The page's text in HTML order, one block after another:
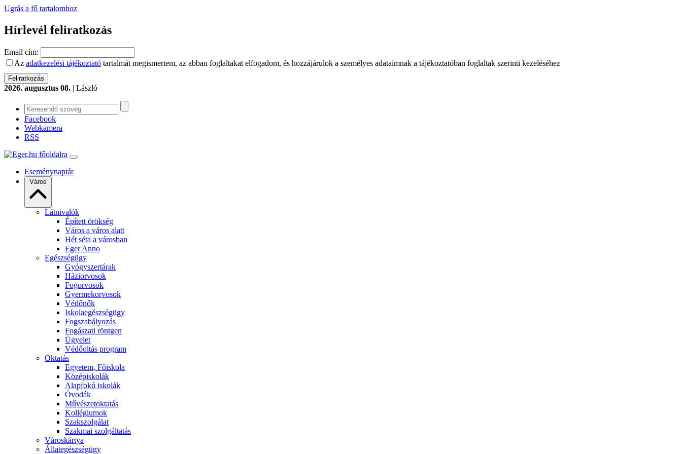
Ugrás a fő tartalomhoz
Hírlevél feliratkozás
Email cím:
Az adatkezelési tájékoztató tartalmát megismertem, az abban foglaltakat elfogadom, és hozzájárulok a személyes adataimnak a tájékoztatóban foglaltak szerinti kezeléséhez
2026. augusztus 08. | László
Facebook
Webkamera
RSS
Eseménynaptár
Város
Látnivalók
Épített örökség
Város a város alatt
Hét séta a városban
Eger Anno
Egészségügy
Gyógyszertárak
Háziorvosok
Fogorvosok
Gyermekorvosok
Védőnők
Iskolaegészségügy
Fogszabályozás
Fogászati röntgen
Ügyelet
Védőoltás program
Oktatás
Egyetem, Főiskola
Középiskolák
Alapfokú iskolák
Óvodák
Művészetoktatás
Kollégiumok
Szakszolgálat
Szakmai szolgáltatás
Városkártya
Állategészségügy